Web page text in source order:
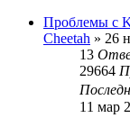
Проблемы с
Cheetah » 26
13
29664
11 мар